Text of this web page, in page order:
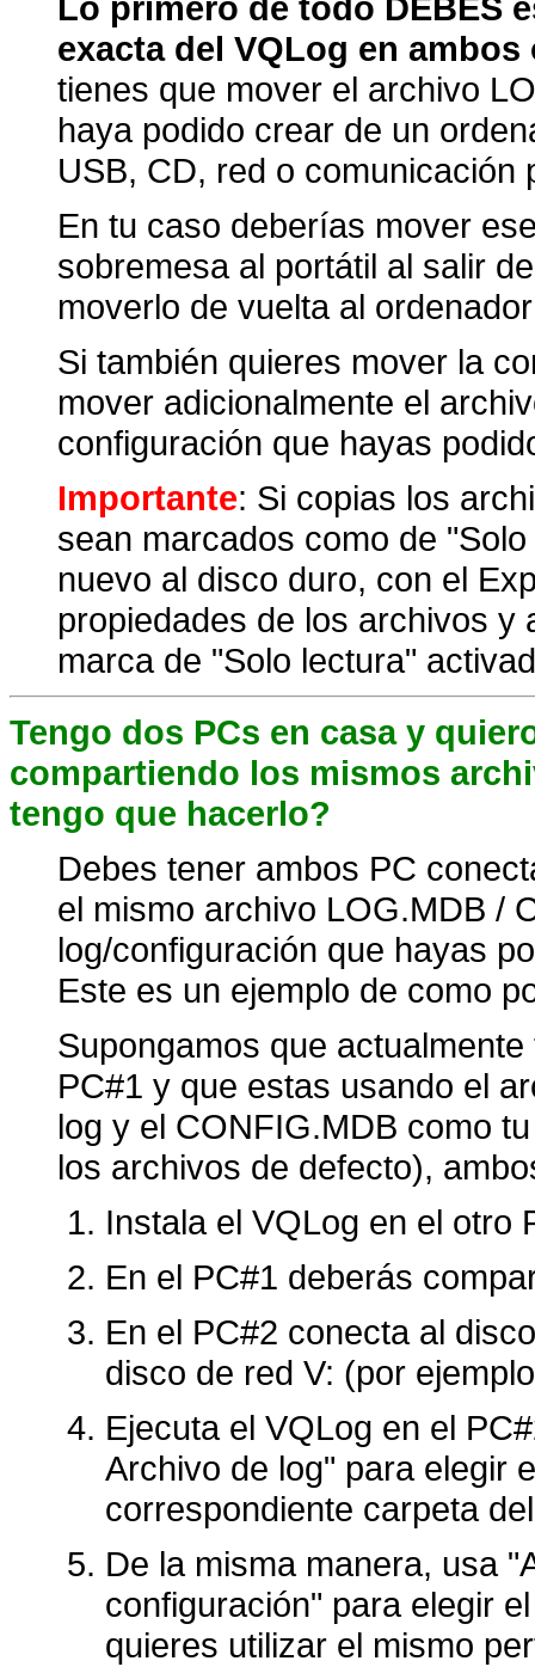
Lo primero de todo DEBES
exacta del VQLog en
tienes que mover el archivo
haya podido crear de un
USB, CD, red o comunicación
En tu caso deberías mover
sobremesa al portátil al salir
moverlo de vuelta al
Si también quieres mover la
mover adicionalmente el
configuración que hayas
Importante: Si copias los
sean marcados como de
nuevo al disco duro, con el
propiedades de los archivos y
marca de "Solo lectura"
Tengo dos PCs en casa y
compartiendo los mismos
tengo que hacerlo?
Debes tener ambos PC
el mismo archivo LOG.MDB /
log/configuración que hayas
Este es un ejemplo de como
Supongamos que
PC#1 y que estas usando el
log y el CONFIG.MDB como
los archivos de defecto),
Instala el VQLog en el otro
En el PC#1 deberás
En el PC#2 conecta al
disco de red V: (por
Ejecuta el VQLog en el
Archivo de log" para elegir
correspondiente carpeta
De la misma manera, usa
configuración" para elegir
quieres utilizar el mismo